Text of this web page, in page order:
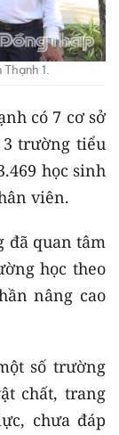
1.
có 7 cơ sở
3 trường tiểu
học sinh
viên.
đã quan tâm
học theo
nâng cao
số trường
chất, trang
chưa đáp